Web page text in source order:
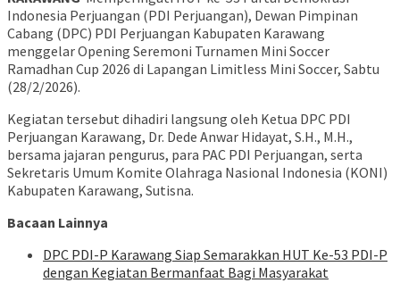
Indonesia Perjuangan (PDI Perjuangan), Dewan Pimpinan
Cabang (DPC) PDI Perjuangan Kabupaten Karawang
menggelar Opening Seremoni Turnamen Mini Soccer
Ramadhan Cup 2026 di Lapangan Limitless Mini Soccer, Sabtu
(28/2/2026).
Kegiatan tersebut dihadiri langsung oleh Ketua DPC PDI
Perjuangan Karawang, Dr. Dede Anwar Hidayat, S.H., M.H.,
bersama jajaran pengurus, para PAC PDI Perjuangan, serta
Sekretaris Umum Komite Olahraga Nasional Indonesia (KONI)
Kabupaten Karawang, Sutisna.
Bacaan Lainnya
DPC PDI-P Karawang Siap Semarakkan HUT Ke-53 PDI-P
dengan Kegiatan Bermanfaat Bagi Masyarakat